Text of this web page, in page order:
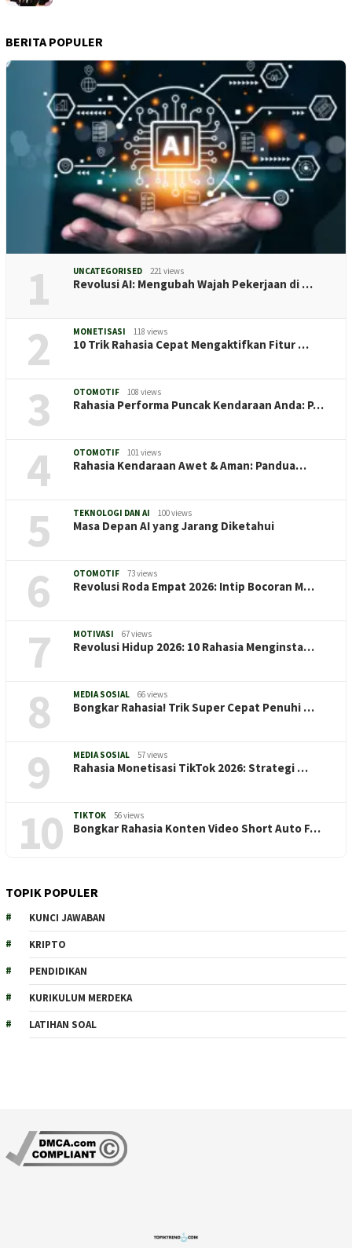
BERITA POPULER
1 UNCATEGORISED 221 views
Revolusi AI: Mengubah Wajah Pekerjaan di …
2 MONETISASI 118 views
10 Trik Rahasia Cepat Mengaktifkan Fitur …
3 OTOMOTIF 108 views
Rahasia Performa Puncak Kendaraan Anda: P…
4 OTOMOTIF 101 views
Rahasia Kendaraan Awet & Aman: Pandua…
5 TEKNOLOGI DAN AI 100 views
Masa Depan AI yang Jarang Diketahui
6 OTOMOTIF 73 views
Revolusi Roda Empat 2026: Intip Bocoran M…
7 MOTIVASI 67 views
Revolusi Hidup 2026: 10 Rahasia Menginsta…
8 MEDIA SOSIAL 66 views
Bongkar Rahasia! Trik Super Cepat Penuhi …
9 MEDIA SOSIAL 57 views
Rahasia Monetisasi TikTok 2026: Strategi …
10 TIKTOK 56 views
Bongkar Rahasia Konten Video Short Auto F…
TOPIK POPULER
KUNCI JAWABAN
KRIPTO
PENDIDIKAN
KURIKULUM MERDEKA
LATIHAN SOAL